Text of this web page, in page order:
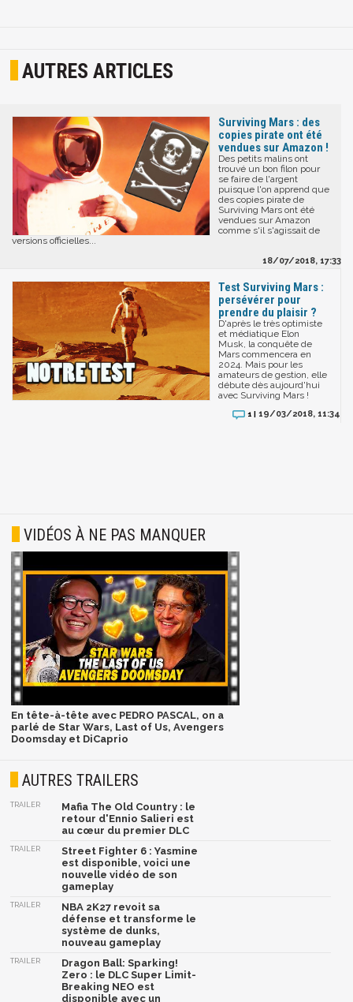
AUTRES ARTICLES
Surviving Mars : des
copies pirate ont été
vendues sur Amazon !
Des petits malins ont
trouvé un bon filon pour
se faire de l'argent
puisque l'on apprend que
des copies pirate de
Surviving Mars ont été
vendues sur Amazon
comme s'il s'agissait de
versions officielles...
18/07/2018, 17:33
Test Surviving Mars :
persévérer pour
prendre du plaisir ?
D'après le très optimiste
et médiatique Elon
Musk, la conquête de
Mars commencera en
2024. Mais pour les
amateurs de gestion, elle
débute dès aujourd'hui
avec Surviving Mars !
1 | 19/03/2018, 11:34
VIDÉOS À NE PAS MANQUER
En tête-à-tête avec PEDRO PASCAL, on a
parlé de Star Wars, Last of Us, Avengers
Doomsday et DiCaprio
AUTRES TRAILERS
TRAILER
Mafia The Old Country : le
retour d'Ennio Salieri est
au cœur du premier DLC
TRAILER
Street Fighter 6 : Yasmine
est disponible, voici une
nouvelle vidéo de son
gameplay
TRAILER
NBA 2K27 revoit sa
défense et transforme le
système de dunks,
nouveau gameplay
TRAILER
Dragon Ball: Sparking!
Zero : le DLC Super Limit-
Breaking NEO est
disponible avec un